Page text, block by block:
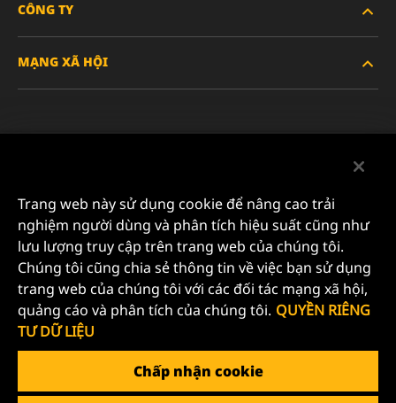
XE HÀNH KHÁCH VÀ XE TẢI NHẸ
CÔNG TY
VỀ CHÚNG TÔI
SỰ NGHIỆP
QUYỀN RIÊNG TƯ DỮ LIỆU
THÔNG BÁO PHÁP LÝ
MẠNG XÃ HỘI
YouTube
MANN+HUMMEL FILTER TECHNOLOGY (S.E.A.) PTE
LTD
23 Rochester Park
#04-02, Singapore 139234
Tel. +65 6586 8181
mhsg@mann-hummel.com
Trang web này sử dụng cookie để nâng cao trải
nghiệm người dùng và phân tích hiệu suất cũng như
lưu lượng truy cập trên trang web của chúng tôi.
Chúng tôi cũng chia sẻ thông tin về việc bạn sử dụng
trang web của chúng tôi với các đối tác mạng xã hội,
quảng cáo và phân tích của chúng tôi. QUYỀN RIÊNG
TƯ DỮ LIỆU
Chấp nhận cookie